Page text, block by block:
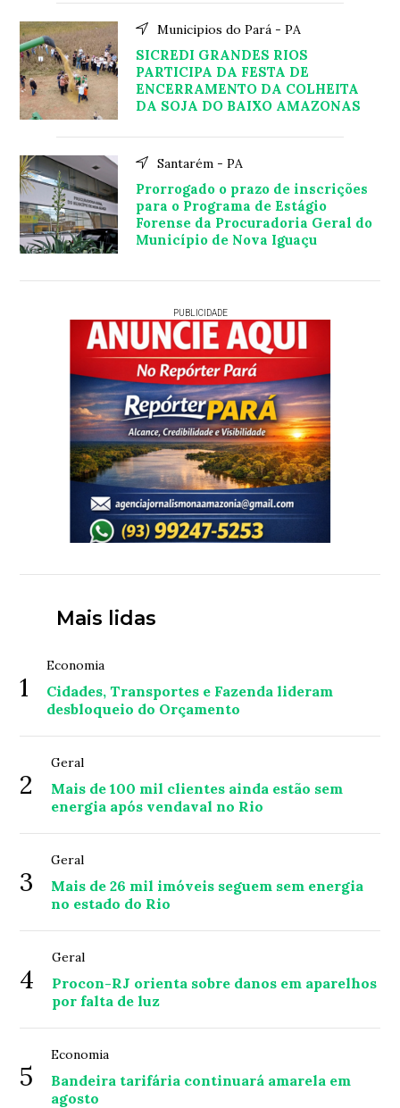
Municipios do Pará - PA
SICREDI GRANDES RIOS
PARTICIPA DA FESTA DE
ENCERRAMENTO DA COLHEITA
DA SOJA DO BAIXO AMAZONAS
Santarém - PA
Prorrogado o prazo de inscrições
para o Programa de Estágio
Forense da Procuradoria Geral do
Município de Nova Iguaçu
PUBLICIDADE
Mais lidas
1
Economia
Cidades, Transportes e Fazenda lideram
desbloqueio do Orçamento
2
Geral
Mais de 100 mil clientes ainda estão sem
energia após vendaval no Rio
3
Geral
Mais de 26 mil imóveis seguem sem energia
no estado do Rio
4
Geral
Procon-RJ orienta sobre danos em aparelhos
por falta de luz
5
Economia
Bandeira tarifária continuará amarela em
agosto